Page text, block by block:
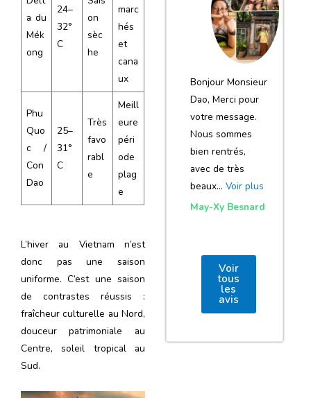
a du
Mék
ong
24–
32°
C
on
sèc
he
marc
hés
et
cana
ux
Phu
Quo
c /
Con
Dao
25–
31°
C
Très
favo
rabl
e
Meill
eure
péri
ode
plag
e
L’hiver au Vietnam n’est
donc pas une saison
uniforme. C’est une saison
de contrastes réussis :
fraîcheur culturelle au Nord,
douceur patrimoniale au
Centre, soleil tropical au
Sud.
notre voyage
et de votre
agence
Bonjour Monsieur
Dao, Merci pour
votre message.
Nous sommes
bien rentrés,
avec de très
beaux… Voir plus
May-Xy Besnard
Voir
tous
les
avis